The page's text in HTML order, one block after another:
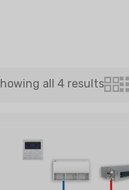
ОЧИСТИТЕЛЬ
all 4 results